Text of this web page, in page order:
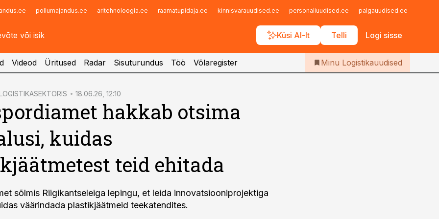
pollumajandus.ee aritehnoloogia.ee raamatupidaja.ee kinnisvarauudised.ee personaliuudised.ee palgauudised.ee
Küsi AI-lt Telli Logi sisse
Infopank
Iseteenindus
Telli Logistikauudised
Videod Üritused Radar Sisuturundus Töö Võlaregister Minu Logistikauudised
18.06.26, 12:10
hakkab otsima
kuidas
teid ehitada
sõlmis Riigikantseleiga lepingu, et leida innovatsiooniprojektiga
väärindada plastikjäätmeid teekatendites.